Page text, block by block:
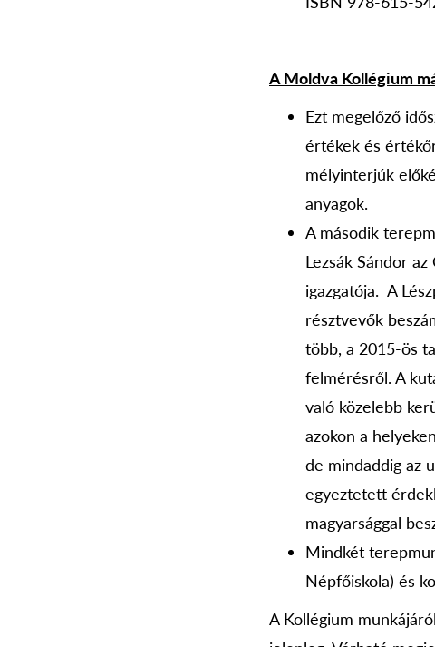
A Moldva Kollégium
Ezt megelőző
értékek és
mélyinterjúk
anyagok.
A második
Lezsák Sándor
igazgatója. A
résztvevők
több, a 2015-ös
felmérésről. A
való közelebb
azokon a
de mindaddig az
egyeztetett
magyarsággal
Mindkét
Népfőiskola) és
A Kollégium